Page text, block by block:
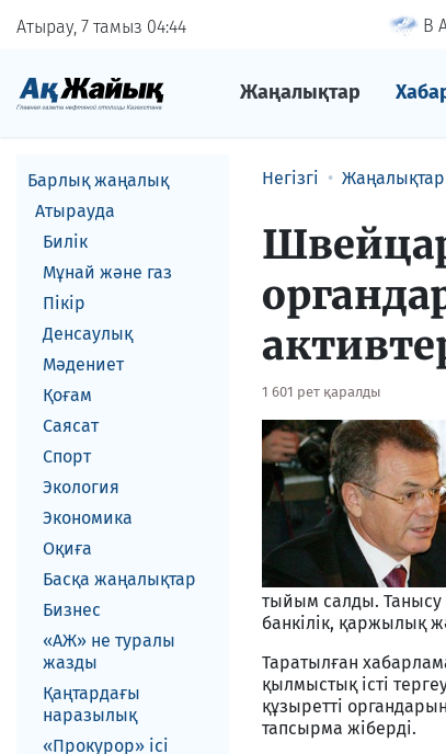
Атырау, 7 тамыз 0444 В
Жаңалықтар
Барлық жаңалық
Атырауда
Билік
Мұнай және газ
Пікір
Денсаулық
Мәдениет
Қоғам
Саясат
Спорт
Экология
Экономика
Оқиға
Басқа жаңалықтар
Бизнес
«АЖ» не туралы
жазды
Қаңтардағы
наразылық
«Прокурор» ісі
Негізгі Жаңалықтар
1 601 рет қаралды
тыйым салды. Танысу
банкілік, қаржылық
Таратылған
қылмыстық істі
құзыретті
тапсырма жіберді.